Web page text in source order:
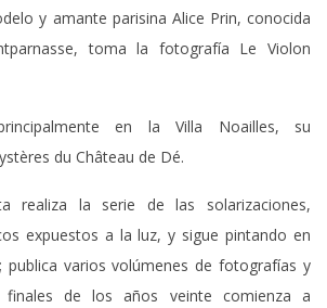
y amante parisina Alice Prin, conocida
toma la fotografía Le Violon
en la Villa Noailles, su
du Château de Dé.
realiza la serie de las solarizaciones,
expuestos a la luz, y sigue pintando en
publica varios volúmenes de fotografías y
finales de los años veinte comienza a